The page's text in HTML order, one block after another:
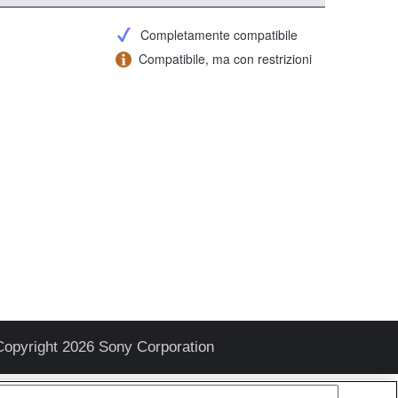
Completamente compatibile
Compatibile, ma con restrizioni
2026 Sony Corporation